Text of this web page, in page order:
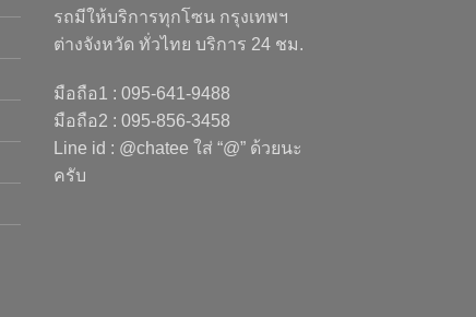
รถมีให้บริการทุกโซน กรุงเทพฯ
ต่างจังหวัด ทั่วไทย บริการ 24 ชม.
มือถือ1 : 095-641-9488
มือถือ2 : 095-856-3458
Line id : @chatee ใส่ “@” ด้วยนะ
ครับ